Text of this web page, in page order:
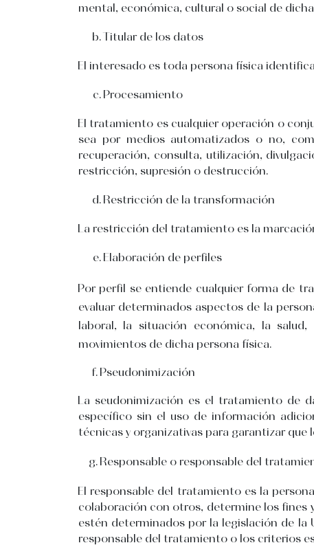
mental, económica, cultural o social de
Titular de los datos
El interesado es toda persona física
Procesamiento
El tratamiento es cualquier operación o
sea por medios automatizados o no,
recuperación, consulta, utilización,
restricción, supresión o destrucción.
Restricción de la transformación
La restricción del tratamiento es la
Elaboración de perfiles
Por perfil se entiende cualquier forma de
evaluar determinados aspectos de la
laboral, la situación económica, la
movimientos de dicha persona física.
Pseudonimización
La seudonimización es el tratamiento de
específico sin el uso de información
técnicas y organizativas para garantizar
Responsable o responsable del
El responsable del tratamiento es la
colaboración con otros, determine los fines
estén determinados por la legislación de la
responsable del tratamiento o los criterios